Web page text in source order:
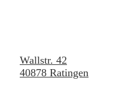
Wallstr. 42
40878 Ratingen